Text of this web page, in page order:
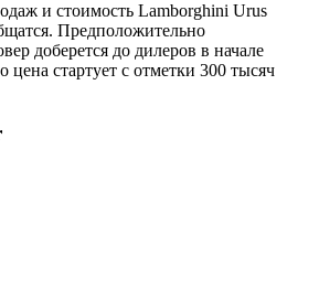
и стоимость Lamborghini Urus
Предположительно
доберется до дилеров в начале
цена стартует с отметки 300 тысяч